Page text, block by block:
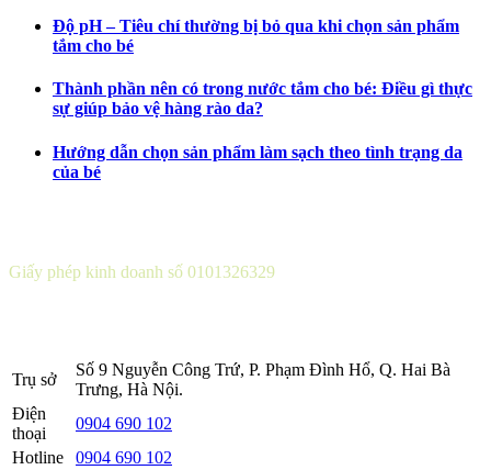
Độ pH – Tiêu chí thường bị bỏ qua khi chọn sản phẩm
tắm cho bé
Thành phần nên có trong nước tắm cho bé: Điều gì thực
sự giúp bảo vệ hàng rào da?
Hướng dẫn chọn sản phẩm làm sạch theo tình trạng da
của bé
Giấy phép kinh doanh số 0101326329
Trụ sở
Số 9 Nguyễn Công Trứ, P. Phạm Đình Hổ, Q. Hai Bà
Trưng, Hà Nội.
Điện
thoại
0904 690 102
Hotline
0904 690 102